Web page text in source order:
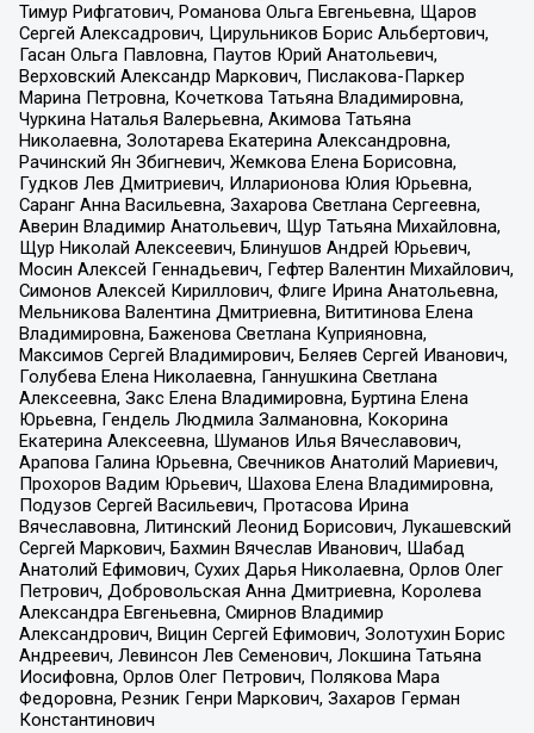
Тимур Рифгатович, Романова Ольга Евгеньевна, Щаров
Сергей Алексадрович, Цирульников Борис Альбертович,
Гасан Ольга Павловна, Паутов Юрий Анатольевич,
Верховский Александр Маркович, Пислакова-Паркер
Марина Петровна, Кочеткова Татьяна Владимировна,
Чуркина Наталья Валерьевна, Акимова Татьяна
Николаевна, Золотарева Екатерина Александровна,
Рачинский Ян Збигневич, Жемкова Елена Борисовна,
Гудков Лев Дмитриевич, Илларионова Юлия Юрьевна,
Саранг Анна Васильевна, Захарова Светлана Сергеевна,
Аверин Владимир Анатольевич, Щур Татьяна Михайловна,
Щур Николай Алексеевич, Блинушов Андрей Юрьевич,
Мосин Алексей Геннадьевич, Гефтер Валентин Михайлович,
Симонов Алексей Кириллович, Флиге Ирина Анатольевна,
Мельникова Валентина Дмитриевна, Вититинова Елена
Владимировна, Баженова Светлана Куприяновна,
Максимов Сергей Владимирович, Беляев Сергей Иванович,
Голубева Елена Николаевна, Ганнушкина Светлана
Алексеевна, Закс Елена Владимировна, Буртина Елена
Юрьевна, Гендель Людмила Залмановна, Кокорина
Екатерина Алексеевна, Шуманов Илья Вячеславович,
Арапова Галина Юрьевна, Свечников Анатолий Мариевич,
Прохоров Вадим Юрьевич, Шахова Елена Владимировна,
Подузов Сергей Васильевич, Протасова Ирина
Вячеславовна, Литинский Леонид Борисович, Лукашевский
Сергей Маркович, Бахмин Вячеслав Иванович, Шабад
Анатолий Ефимович, Сухих Дарья Николаевна, Орлов Олег
Петрович, Добровольская Анна Дмитриевна, Королева
Александра Евгеньевна, Смирнов Владимир
Александрович, Вицин Сергей Ефимович, Золотухин Борис
Андреевич, Левинсон Лев Семенович, Локшина Татьяна
Иосифовна, Орлов Олег Петрович, Полякова Мара
Федоровна, Резник Генри Маркович, Захаров Герман
Константинович